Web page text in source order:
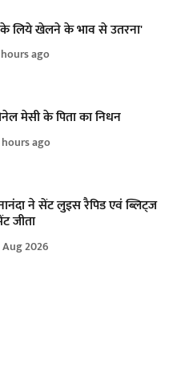
लिये खेलने के भाव से उतरना'
ago
मेसी के पिता का निधन
ago
ने सेंट लुइस रैपिड एवं ब्लिट्ज
जीता
2026